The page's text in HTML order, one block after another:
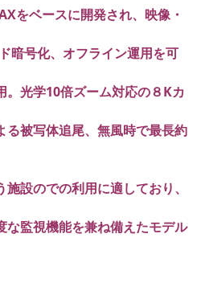
ベースに開発され、映像・
暗号化、オフライン運用を可
光学10倍ズーム対応の８Kカ
被写体追尾、無風時で最長約
施設のでの利用に適しており、
監視機能を兼ね備えたモデル